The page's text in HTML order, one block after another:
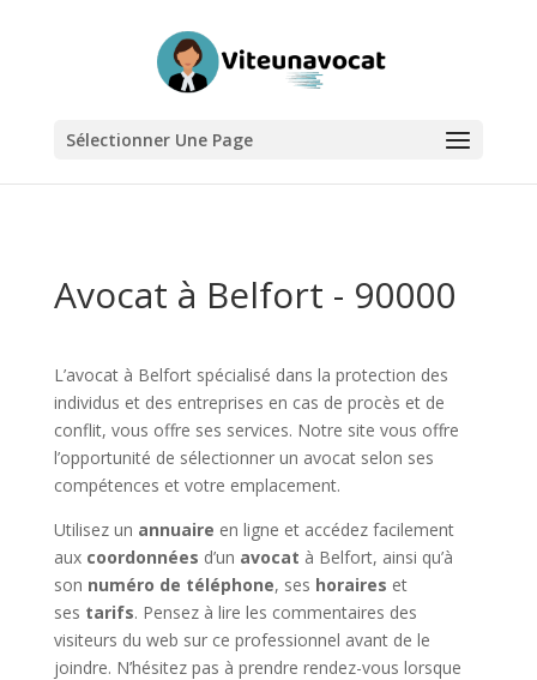
Sélectionner Une Page
Avocat à Belfort - 90000
L’avocat à Belfort spécialisé dans la protection des
individus et des entreprises en cas de procès et de
conflit, vous offre ses services. Notre site vous offre
l’opportunité de sélectionner un avocat selon ses
compétences et votre emplacement.
Utilisez un annuaire en ligne et accédez facilement
aux coordonnées d’un avocat à Belfort, ainsi qu’à
son numéro de téléphone, ses horaires et
ses tarifs. Pensez à lire les commentaires des
visiteurs du web sur ce professionnel avant de le
joindre. N’hésitez pas à prendre rendez-vous lorsque